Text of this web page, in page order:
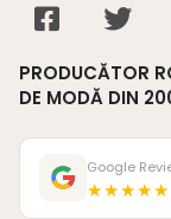
PRODUCĂTOR
DE MODĂ DIN
Google
★★★★★